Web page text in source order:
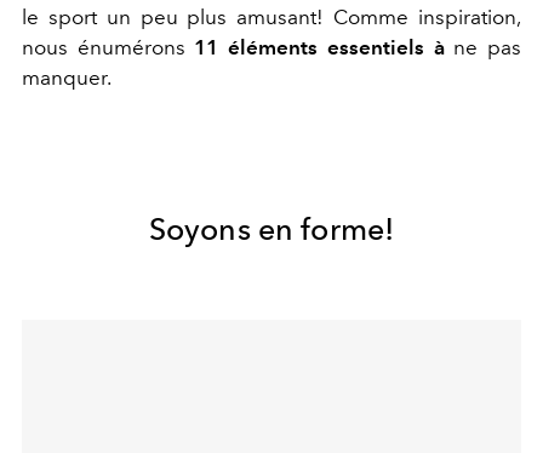
le sport un peu plus amusant! Comme inspiration,
nous énumérons 11 éléments essentiels àne pas
manquer.
Soyons en forme!